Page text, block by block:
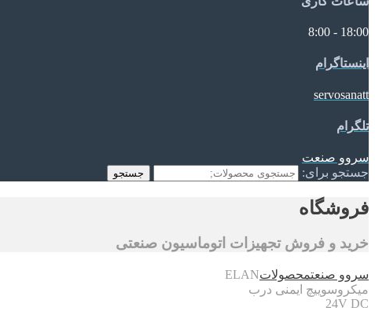
18:00 - 8:00
اینستاگرام
servosanatt
تلگرام
سروو صنعت
جستجو برای:
جستجو
فروشگاه
خرید و فروش تجهیزات اتوماسیون صنعتی
سروو صنعتمحصولاتELAN
میکروسوییچ ایمنی درب
24V DC